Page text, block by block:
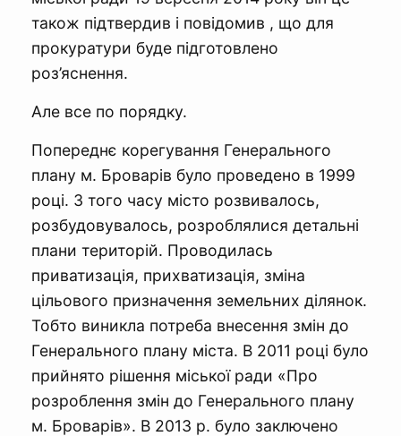
також підтвердив і повідомив , що для
прокуратури буде підготовлено
роз’яснення.
Але все по порядку.
Попереднє корегування Генерального
плану м. Броварів було проведено в 1999
році. З того часу місто розвивалось,
розбудовувалось, розроблялися детальні
плани територій. Проводилась
приватизація, прихватизація, зміна
цільового призначення земельних ділянок.
Тобто виникла потреба внесення змін до
Генерального плану міста. В 2011 році було
прийнято рішення міської ради «Про
розроблення змін до Генерального плану
м. Броварів». В 2013 р. було заключено